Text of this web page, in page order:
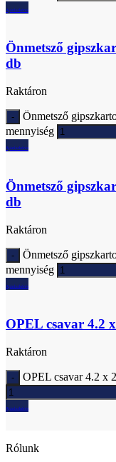
Ajánlatkérés
Önmetsző
db
Raktáron
Önmetsző
mennyiség
Ajánlatkérés
Önmetsző
db
Raktáron
Önmetsző
mennyiség
Ajánlatkérés
OPEL csavar 4.2
Raktáron
OPEL csavar 4.2 x
Ajánlatkérés
Rólunk